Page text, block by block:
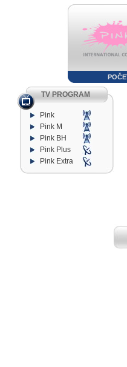
TV PROGRAM
Pink
Pink M
Pink BH
Pink Plus
Pink Extra